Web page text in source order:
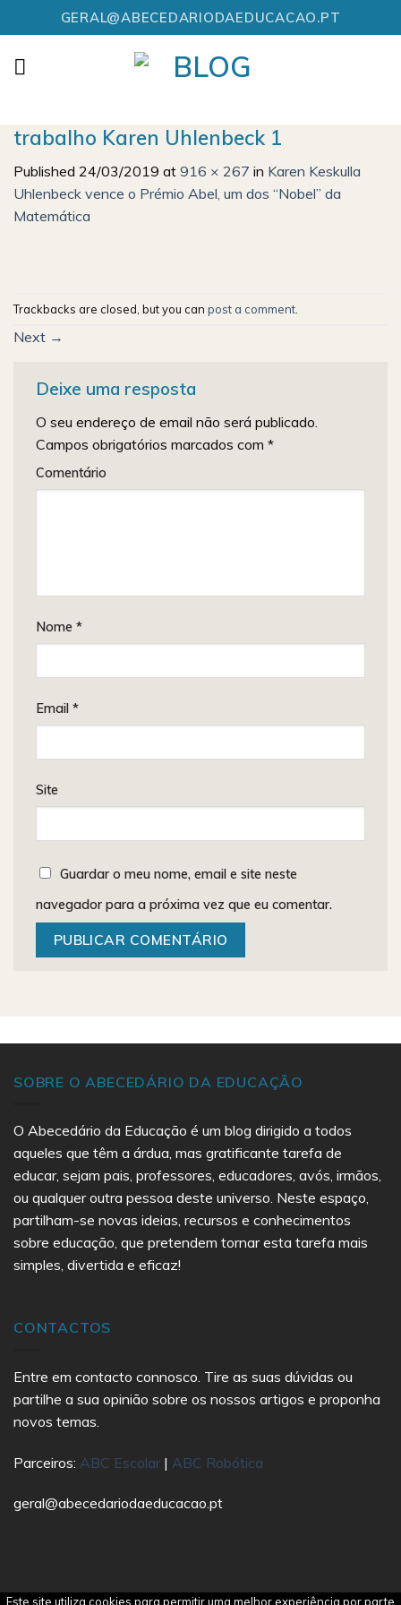
to
content
GERAL@ABECEDARIODAEDUCACAO.PT
trabalho Karen Uhlenbeck 1
Published 24/03/2019 at 916 × 267 in Karen Keskulla
Uhlenbeck vence o Prémio Abel, um dos “Nobel” da
Matemática
Trackbacks are closed, but you can post a comment
Next →
Deixe uma resposta
O seu endereço de email não será publicado.
Campos obrigatórios marcados com *
Comentário
Nome *
Email *
Site
Guardar o meu nome, email e site neste
navegador para a próxima vez que eu comentar.
SOBRE O ABECEDÁRIO DA EDUCAÇÃO
O Abecedário da Educação é um blog dirigido a todos
aqueles que têm a árdua, mas gratificante tarefa de
educar, sejam pais, professores, educadores, avós, irmãos,
ou qualquer outra pessoa deste universo. Neste espaço,
partilham-se novas ideias, recursos e conhecimentos
sobre educação, que pretendem tornar esta tarefa mais
simples, divertida e eficaz!
CONTACTOS
Entre em contacto connosco. Tire as suas dúvidas ou
partilhe a sua opinião sobre os nossos artigos e proponha
novos temas.
Parceiros: ABC Escolar | ABC Robótica
geral@abecedariodaeducacao.pt
Este site utiliza cookies para permitir uma melhor experiência por parte